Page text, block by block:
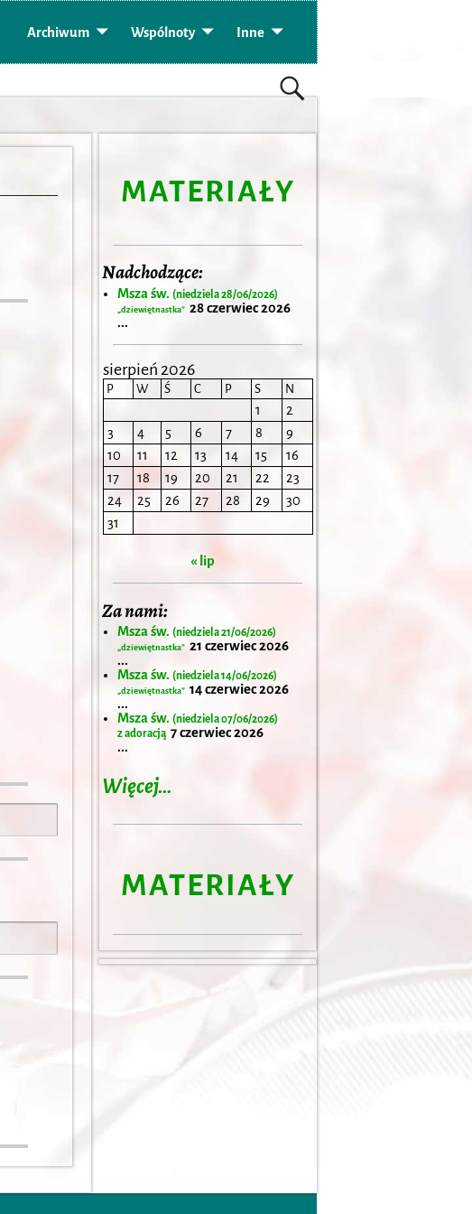
Archiwum Wspólnoty Inne
MATERIAŁY
Nadchodzące:
Msza św. (niedziela 28/06/2026)
„dziewiętnastka” 28 czerwiec 2026
...
sierpień 2026
P W Ś C P S N
1
2
3
4 5 6 7 8
9
10
11 12 13 14 15
16
17
18 19 20 21 22
23
24
25 26 27 28 29
30
31
« lip
Za nami:
Msza św. (niedziela 21/06/2026)
„dziewiętnastka” 21 czerwiec 2026
...
Msza św. (niedziela 14/06/2026)
„dziewiętnastka” 14 czerwiec 2026
...
Msza św. (niedziela 07/06/2026)
z adoracją 7 czerwiec 2026
...
Więcej…
MATERIAŁY